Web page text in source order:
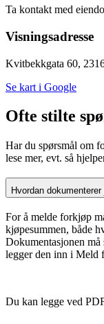
Ta kontakt med
Visningsadresse
Kvitbekkgata 60,
Se kart i Google
Ofte stilte
Har du spørsmål om
lese mer, evt. så
Hvordan
For å melde forkjøp
kjøpesummen, både
Dokumentasjonen
legger den inn i Meld
Du kan legge ved